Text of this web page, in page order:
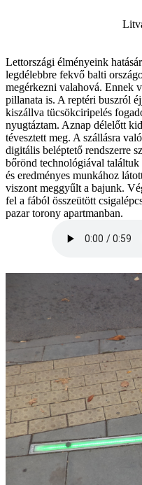
Lettországi élményeink
legdélebbre fekvő balti
megérkezni valahová. Ennek
pillanata is. A reptéri buszról
kiszállva tücsökciripelés
nyugtáztam. Aznap délelőtt
tévesztett meg. A szállásra
digitális beléptető rendszerre
bőrönd technológiával
és eredményes munkához
viszont meggyűlt a bajunk.
fel a fából összeütött
pazar torony apartmanban.